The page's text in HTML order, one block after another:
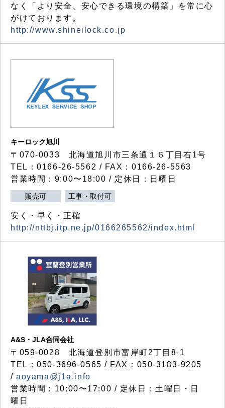
なく「より安全、安心できる環境の構築」を常に心
がけております。
http://www.shineilock.co.jp
キーロック旭川
〒070-0033 北海道旭川市三条通１６丁目右1号
TEL：0166-26-5562 / FAX：0166-26-5563
営業時間：9:00〜18:00 / 定休日：日曜日
販売可 工事・取付可
安く・早く・正確
http://nttbj.itp.ne.jp/0166265562/index.html
A&S・JLA合同会社
〒 059-0028 北海道登別市富岸町2丁目 8-1
TEL：050-3696-0565 / FAX：050-3183-9205
/aoyama@j1a.info
営業時間：10:00〜17:00 / 定休日：土曜日・日
曜日